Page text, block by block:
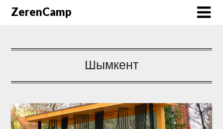
ZerenCamp
Шымкент